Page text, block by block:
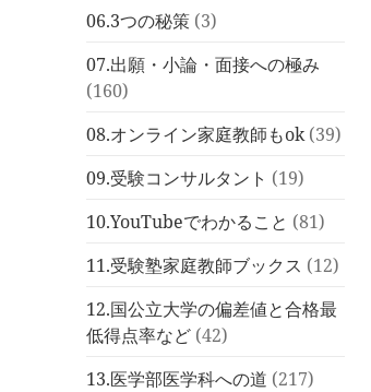
06.3つの秘策 (3)
07.出願・小論・面接への極み
(160)
08.オンライン家庭教師もok(39)
09.受験コンサルタント (19)
10.YouTubeでわかること (81)
11.受験塾家庭教師ブックス (12)
12.国公立大学の偏差値と合格最
低得点率など (42)
13.医学部医学科への道 (217)